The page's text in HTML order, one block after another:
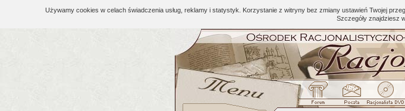
Używamy cookies w celach świadczenia usług, reklamy i statystyk. Korzystanie z witryny bez zmiany ustawień Twojej
Szczegóły znajdziesz